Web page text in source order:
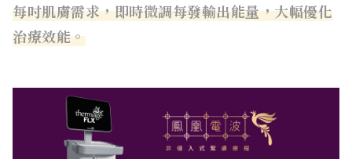
每吋肌膚需求，即時微調每發輸出能量，大幅優化
治療效能。